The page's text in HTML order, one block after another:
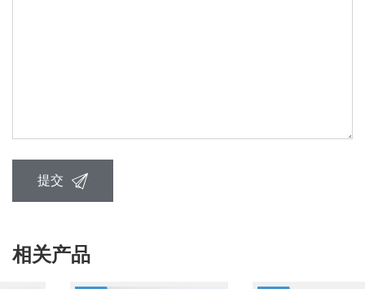
提交
相关产品